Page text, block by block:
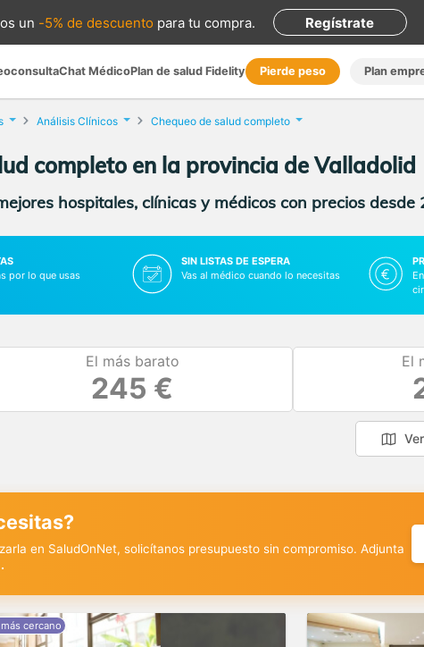
un -5% de descuento para tu compra. Regístrate
Chat MédicoPlan de salud Fidelity Pierde peso Plan
Análisis Clínicos Chequeo de salud completo
completo en la provincia de Valladolid
hospitales, clínicas y médicos con precios desde
por lo que usas
SIN LISTAS DE ESPERA
Vas al médico cuando lo necesitas
El más barato
245 €
El
en SaludOnNet, solicítanos presupuesto sin compromiso. Adjunta